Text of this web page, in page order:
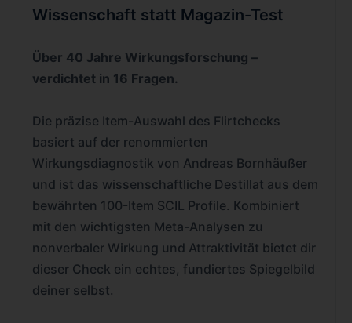
Wissenschaft statt Magazin-Test
Über 40 Jahre Wirkungsforschung –
verdichtet in 16 Fragen.
Die präzise Item-Auswahl des Flirtchecks
basiert auf der renommierten
Wirkungsdiagnostik von Andreas Bornhäußer
und ist das wissenschaftliche Destillat aus dem
bewährten 100-Item SCIL Profile. Kombiniert
mit den wichtigsten Meta-Analysen zu
nonverbaler Wirkung und Attraktivität bietet dir
dieser Check ein echtes, fundiertes Spiegelbild
deiner selbst.